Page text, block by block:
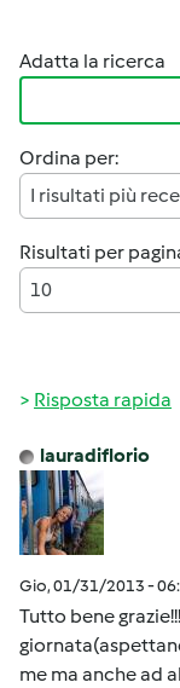
Adatta la ricerca
Ordina per:
I risultati più
Risultati per
10
Risposta rapida
lauradiflorio
Gio, 01/31/2013 -
Tutto bene
me ma anche ad